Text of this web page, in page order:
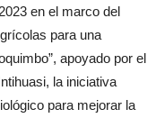
en el marco del
para una
apoyado por el
la iniciativa
para mejorar la